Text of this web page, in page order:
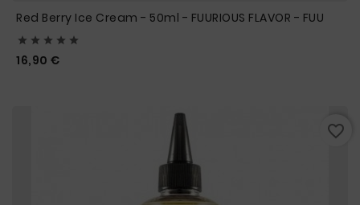
Red Berry Ice Cream - 50ml - FUURIOUS FLAVOR - FUU
    
16,90 €
favorite_border